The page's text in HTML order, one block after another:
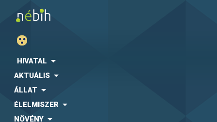
HIVATAL
AKTUÁLIS
ÁLLAT
ÉLELMISZER
NÖVÉNY